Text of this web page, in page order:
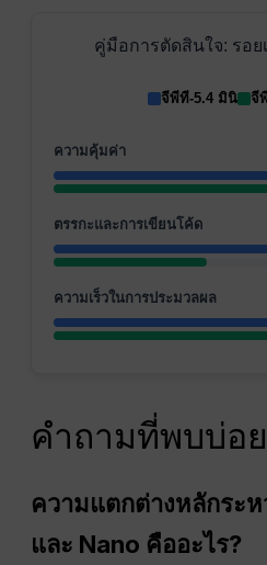
คู่มือการตัดสินใจ: รอ
จีพีที-5.4 มินิ จี
ความคุ้มค่า
ตรรกะและการเขียนโค้ด
ความเร็วในการประมวลผล
คำถามที่พบบ่อย
ความแตกต่างหลักระ
และ Nano คืออะไร?